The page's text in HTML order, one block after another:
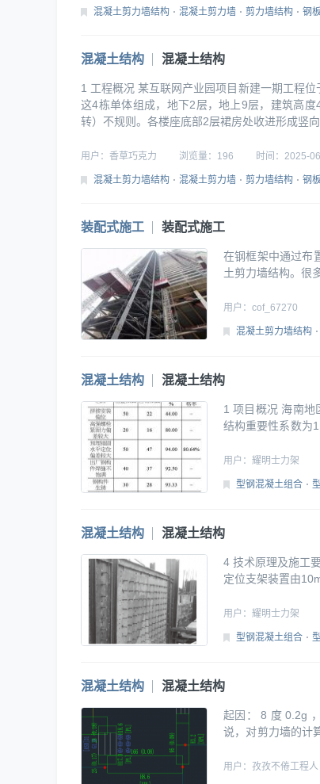
混凝土剪力墙结构 混凝土剪力墙 剪力墙结构 钢
混凝土结构 混凝土结构
1 工程概况 某互联网产业园项目新建一期工程
这4栋单体组成，地下2层，地上9层，建筑高
转）不规则。各楼座底部2层裙房处收进形成竖
用户： 香草巧克力 浏览量： 196 时间： 2025-
混凝土剪力墙结构 混凝土剪力墙 剪力墙结构 钢
装配式施工 装配式施工
在钢框架中通过布
土剪力墙结构。很
臂结构，其侧向变
用户： cof_67270
混凝土剪力墙结构
混凝土结构 混凝土结构
1 项目概况 海南地
结构重要性系数为
8度设防烈度采取
用户： 耀明士力架
型钢混凝土组合
混凝土结构 混凝土结构
4 技术原理及施工
定位支架装置由
将可调斜撑通过定
用户： 耀明士力架
型钢混凝土组合
混凝土结构 混凝土结构
起因： 8 度 0.2g
说，对剪力墙的计
学教育及注册结构
用户： 孜孜不倦工程人